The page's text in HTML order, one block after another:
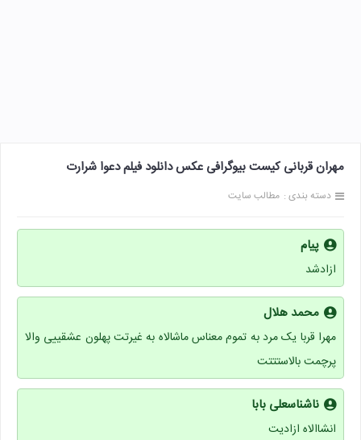
مهران قربانی کیست بیوگرافی عکس دانلود فیلم دعوا شرارت
دسته بندی : مطالب سایت
پیام
ازادشد
محمد هلال
مهرا قربا یک مرد به تموم معناس ماشالاه به غیرتت پهلون عشقییی والا
پرچمت بالاستتتت
ناشناسعلی بابا
انشاالاه ازادیت